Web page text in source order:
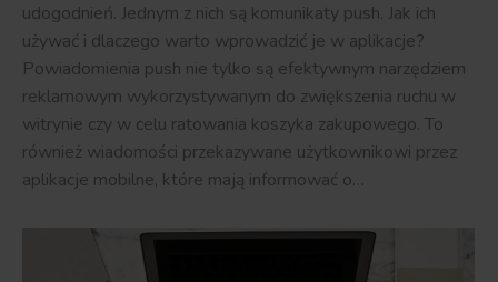
udogodnień. Jednym z nich są komunikaty push. Jak ich
używać i dlaczego warto wprowadzić je w aplikacje?
Powiadomienia push nie tylko są efektywnym narzędziem
reklamowym wykorzystywanym do zwiększenia ruchu w
witrynie czy w celu ratowania koszyka zakupowego. To
również wiadomości przekazywane użytkownikowi przez
aplikacje mobilne, które mają informować o…